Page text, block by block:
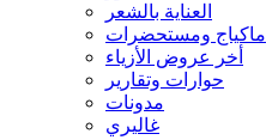
العناية بالشعر
ماكياج ومستحضرات
أخر عروض الأزياء
حوارات وتقارير
مدونات
غاليري